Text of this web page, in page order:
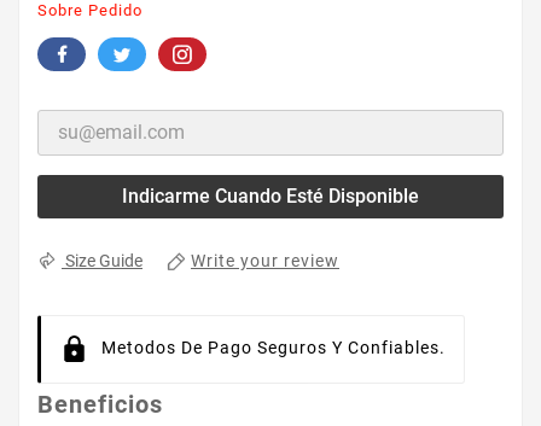
Sobre Pedido
Indicarme Cuando Esté Disponible
Size Guide Write your review
Metodos De Pago Seguros Y Confiables.
Beneficios